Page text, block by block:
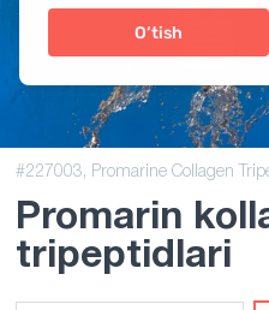
O‘tish
#227003, Promarine Collagen
Promarin
tripeptidlari